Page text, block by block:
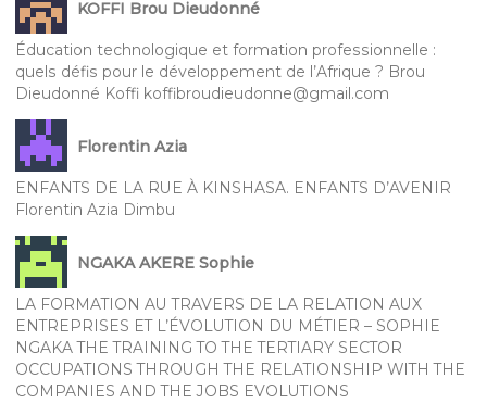
KOFFI Brou Dieudonné
Éducation technologique et formation professionnelle :
quels défis pour le développement de l’Afrique ? Brou
Dieudonné Koffi koffibroudieudonne@gmail.com
Florentin Azia
ENFANTS DE LA RUE À KINSHASA. ENFANTS D’AVENIR
Florentin Azia Dimbu
NGAKA AKERE Sophie
LA FORMATION AU TRAVERS DE LA RELATION AUX
ENTREPRISES ET L’ÉVOLUTION DU MÉTIER – SOPHIE
NGAKA THE TRAINING TO THE TERTIARY SECTOR
OCCUPATIONS THROUGH THE RELATIONSHIP WITH THE
COMPANIES AND THE JOBS EVOLUTIONS